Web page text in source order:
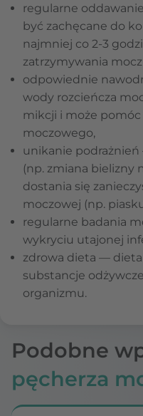
regularne
być zachęcane do
najmniej co 2-3
zatrzymywania
odpowiednie
wody rozcieńcza
mikcji i może pomóc
moczowego,
unikanie
(np. zmiana bielizny
dostania się
moczowej (np.
regularne badania
wykryciu utajonej
zdrowa dieta —
substancje
organizmu.
Podobne
pęcherza